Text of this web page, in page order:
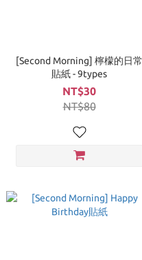
[Second Morning] 檸檬的日常
貼紙 - 9types
NT$30
NT$80